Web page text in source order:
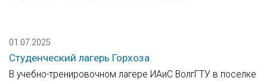
01.07.2025
Студенческий лагерь Горхоза
В учебно-тренировочном лагере ИАиС ВолгГТУ в поселке